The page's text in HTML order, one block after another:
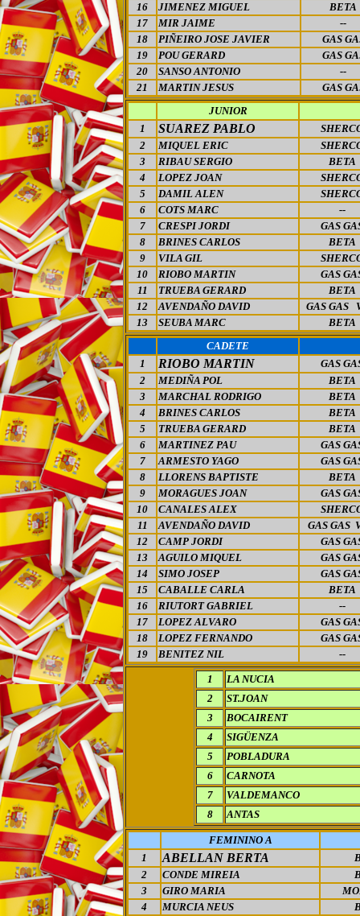
16
JIMENEZ MIGUEL
BETA
17
MIR JAIME
--
18
PIÑEIRO JOSE JAVIER
GAS
19
POU GERARD
GAS
20
SANSO ANTONIO
--
21
MARTIN JESUS
GAS
JUNIOR
1
SUAREZ PABLO
2
MIQUEL ERIC
3
RIBAU SERGIO
BETA
4
LOPEZ JOAN
5
DAMIL ALEN
6
COTS MARC
--
7
CRESPI JORDI
GAS
8
BRINES CARLOS
BETA
9
VILA GIL
10
RIOBO MARTIN
GAS
11
TRUEBA GERARD
BETA
12
AVENDAÑO DAVID
GAS GAS
13
SEUBA MARC
BETA
CADETE
1
RIOBO MARTIN
GAS
2
MEDIÑA POL
BETA
3
MARCHAL RODRIGO
BETA
4
BRINES CARLOS
BETA
5
TRUEBA GERARD
BETA
6
MARTINEZ PAU
GAS
7
ARMESTO YAGO
GAS
8
LLORENS BAPTISTE
BETA
9
MORAGUES JOAN
GAS
10
CANALES ALEX
11
AVENDAÑO DAVID
GAS GAS
12
CAMP JORDI
GAS
13
AGUILO MIQUEL
GAS
14
SIMO JOSEP
GAS
15
CABALLE CARLA
BETA
16
RIUTORT GABRIEL
--
17
LOPEZ ALVARO
GAS
18
LOPEZ FERNANDO
GAS
19
BENITEZ NIL --
1
LA NUCIA
2
ST.JOAN
3
BOCAIRENT
4
SIGÜENZA
5
POBLADURA
6
CARNOTA
7
VALDEMANCO
8
ANTAS
FEMININO A
1
ABELLAN BERTA
2
CONDE MIREIA
3
GIRO MARIA
4
MURCIA NEUS